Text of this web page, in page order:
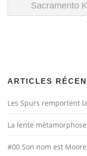
Sacramento
1
ARTICLES
Les Spurs remportent
La lente
#00 Son nom est